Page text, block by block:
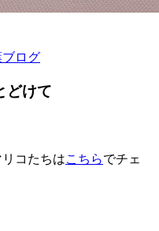
コたちはこちらでチェ